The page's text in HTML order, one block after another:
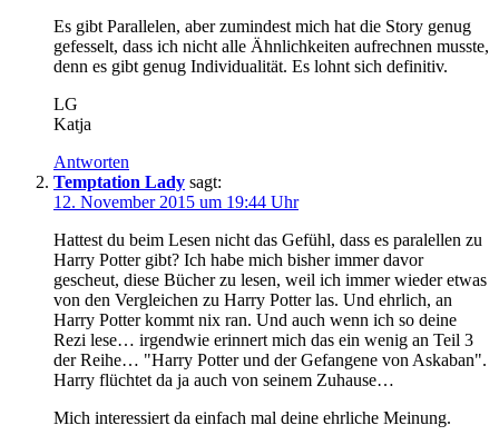
Es gibt Parallelen, aber zumindest mich hat die Story genug
gefesselt, dass ich nicht alle Ähnlichkeiten aufrechnen musste,
denn es gibt genug Individualität. Es lohnt sich definitiv.
LG
Katja
Antworten
Temptation Lady sagt:
12. November 2015 um 19:44 Uhr
Hattest du beim Lesen nicht das Gefühl, dass es paralellen zu
Harry Potter gibt? Ich habe mich bisher immer davor
gescheut, diese Bücher zu lesen, weil ich immer wieder etwas
von den Vergleichen zu Harry Potter las. Und ehrlich, an
Harry Potter kommt nix ran. Und auch wenn ich so deine
Rezi lese… irgendwie erinnert mich das ein wenig an Teil 3
der Reihe… "Harry Potter und der Gefangene von Askaban".
Harry flüchtet da ja auch von seinem Zuhause…
Mich interessiert da einfach mal deine ehrliche Meinung.